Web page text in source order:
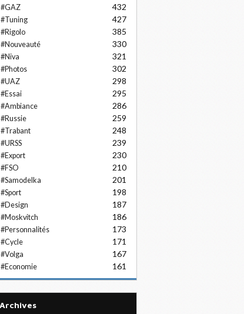
#GAZ 432
#Tuning 427
#Rigolo 385
#Nouveauté 330
#Niva 321
#Photos 302
#UAZ 298
#Essai 295
#Ambiance 286
#Russie 259
#Trabant 248
#URSS 239
#Export 230
#FSO 210
#Samodelka 201
#Sport 198
#Design 187
#Moskvitch 186
#Personnalités 173
#Cycle 171
#Volga 167
#Economie 161
Archives